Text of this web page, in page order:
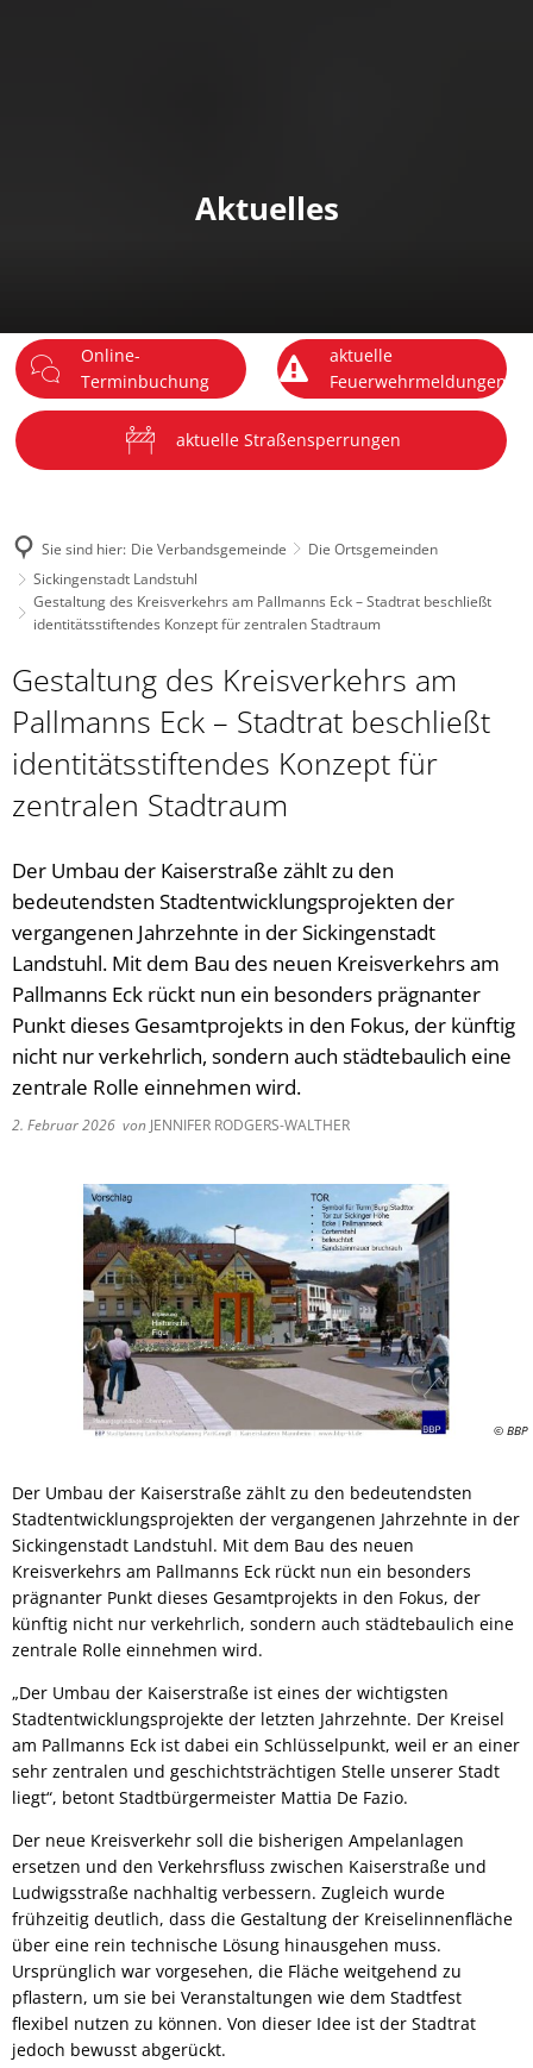
Aktuelles
Online-
Terminbuchung
aktuelle
Feuerwehrmeldungen
aktuelle Straßensperrungen
Sie sind hier: Die Verbandsgemeinde
Die Ortsgemeinden
Sickingenstadt Landstuhl
Gestaltung des Kreisverkehrs am Pallmanns Eck – Stadtrat beschließt
identitätsstiftendes Konzept für zentralen Stadtraum
Gestaltung des Kreisverkehrs am
Pallmanns Eck – Stadtrat beschließt
identitätsstiftendes Konzept für
zentralen Stadtraum
Der Umbau der Kaiserstraße zählt zu den
bedeutendsten Stadtentwicklungsprojekten der
vergangenen Jahrzehnte in der Sickingenstadt
Landstuhl. Mit dem Bau des neuen Kreisverkehrs am
Pallmanns Eck rückt nun ein besonders prägnanter
Punkt dieses Gesamtprojekts in den Fokus, der künftig
nicht nur verkehrlich, sondern auch städtebaulich eine
zentrale Rolle einnehmen wird.
2. Februar 2026 von JENNIFER RODGERS-WALTHER
© BBP
Der Umbau der Kaiserstraße zählt zu den bedeutendsten
Stadtentwicklungsprojekten der vergangenen Jahrzehnte in der
Sickingenstadt Landstuhl. Mit dem Bau des neuen
Kreisverkehrs am Pallmanns Eck rückt nun ein besonders
prägnanter Punkt dieses Gesamtprojekts in den Fokus, der
künftig nicht nur verkehrlich, sondern auch städtebaulich eine
zentrale Rolle einnehmen wird.
„Der Umbau der Kaiserstraße ist eines der wichtigsten
Stadtentwicklungsprojekte der letzten Jahrzehnte. Der Kreisel
am Pallmanns Eck ist dabei ein Schlüsselpunkt, weil er an einer
sehr zentralen und geschichtsträchtigen Stelle unserer Stadt
liegt“, betont Stadtbürgermeister Mattia De Fazio.
Der neue Kreisverkehr soll die bisherigen Ampelanlagen
ersetzen und den Verkehrsfluss zwischen Kaiserstraße und
Ludwigsstraße nachhaltig verbessern. Zugleich wurde
frühzeitig deutlich, dass die Gestaltung der Kreiselinnenfläche
über eine rein technische Lösung hinausgehen muss.
Ursprünglich war vorgesehen, die Fläche weitgehend zu
pflastern, um sie bei Veranstaltungen wie dem Stadtfest
flexibel nutzen zu können. Von dieser Idee ist der Stadtrat
jedoch bewusst abgerückt.